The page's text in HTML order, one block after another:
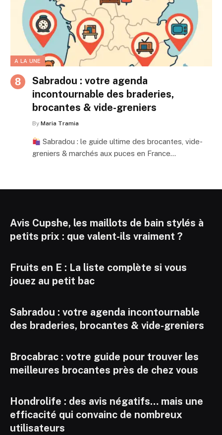
A LA UNE
Sabradou : votre agenda
incontournable des braderies,
brocantes & vide-greniers
By Maria Tramia
Sabradou : le guide ultime des brocantes, vide-
greniers & marchés aux puces en France…
Avis Cupshe, les maillots de bain stylés à
petits prix : que valent-ils vraiment ?
Fruits en E : La liste complète si vous
jouez au petit bac
Sabradou : votre agenda incontournable
des braderies, brocantes & vide-greniers
Brocabrac : votre guide pour trouver les
meilleures brocantes près de chez vous
Hondrolife : des avis négatifs… mais une
efficacité qui convainc de nombreux
utilisateurs